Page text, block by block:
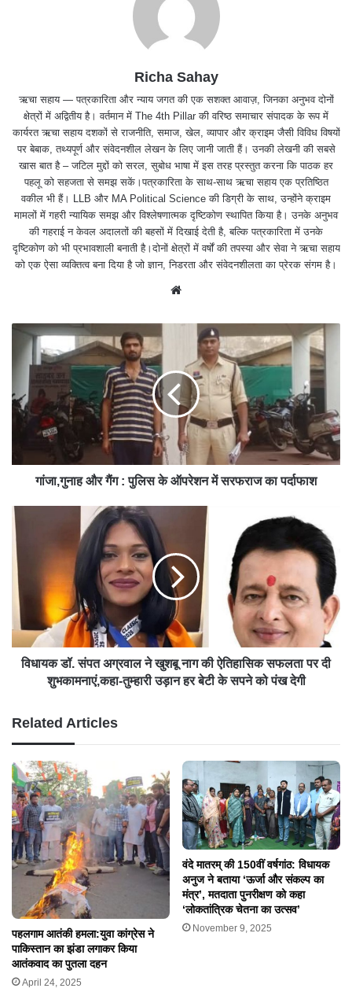
Richa Sahay
ऋचा सहाय — पत्रकारिता और न्याय जगत की एक सशक्त आवाज़, जिनका अनुभव दोनों
क्षेत्रों में अद्वितीय है। वर्तमान में The 4th Pillar की वरिष्ठ समाचार संपादक के रूप में
कार्यरत ऋचा सहाय दशकों से राजनीति, समाज, खेल, व्यापार और क्राइम जैसी विविध विषयों
पर बेबाक, तथ्यपूर्ण और संवेदनशील लेखन के लिए जानी जाती हैं। उनकी लेखनी की सबसे
खास बात है – जटिल मुद्दों को सरल, सुबोध भाषा में इस तरह प्रस्तुत करना कि पाठक हर
पहलू को सहजता से समझ सकें।पत्रकारिता के साथ-साथ ऋचा सहाय एक प्रतिष्ठित
वकील भी हैं। LLB और MA Political Science की डिग्री के साथ, उन्होंने क्राइम
मामलों में गहरी न्यायिक समझ और विश्लेषणात्मक दृष्टिकोण स्थापित किया है। उनके अनुभव
की गहराई न केवल अदालतों की बहसों में दिखाई देती है, बल्कि पत्रकारिता में उनके
दृष्टिकोण को भी प्रभावशाली बनाती है।दोनों क्षेत्रों में वर्षों की तपस्या और सेवा ने ऋचा सहाय
को एक ऐसा व्यक्तित्व बना दिया है जो ज्ञान, निडरता और संवेदनशीलता का प्रेरक संगम है।
e
गांजा,गुनाह और गैंग : पुलिस के ऑपरेशन में सरफराज का पर्दाफाश
विधायक डॉ. संपत अग्रवाल ने खुशबू नाग की ऐतिहासिक सफलता पर दी
शुभकामनाएं,कहा-तुम्हारी उड़ान हर बेटी के सपने को पंख देगी
Related Articles
पहलगाम आतंकी हमला:युवा कांग्रेस ने
पाकिस्तान का झंडा लगाकर किया
आतंकवाद का पुतला दहन
April 24, 2025
वंदे मातरम् की 150वीं वर्षगांठ: विधायक
अनुज ने बताया ‘ऊर्जा और संकल्प का
मंत्र’, मतदाता पुनरीक्षण को कहा
‘लोकतांत्रिक चेतना का उत्सव’
November 9, 2025